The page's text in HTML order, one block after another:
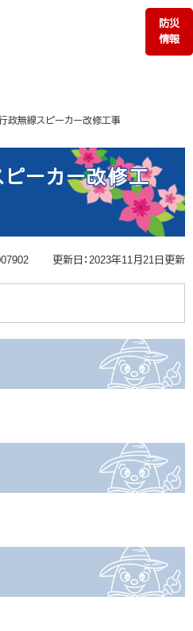
防災
情報
政無線スピーカー改修工事
ーカー改修工
更新日：2023年11月21日更新